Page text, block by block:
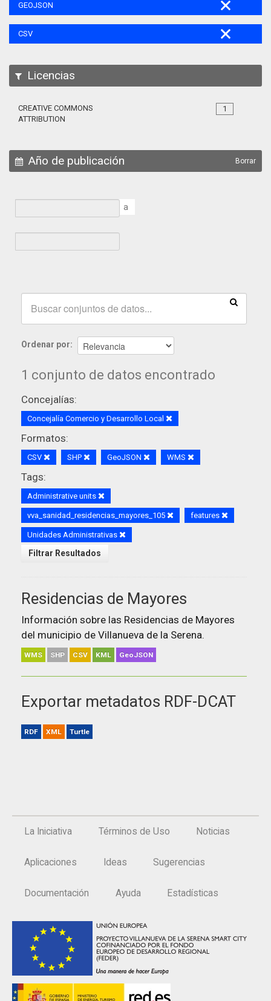
GEOJSON
CSV
Licencias
1
CREATIVE COMMONS
ATTRIBUTION
Año de publicación Borrar
a
Ordenar por
1 conjunto de datos encontrado
Concejalías:
Concejalía Comercio y Desarrollo Local
Formatos:
CSV SHP GeoJSON WMS
Tags:
Administrative units
vva_sanidad_residencias_mayores_105 features
Unidades Administrativas
Filtrar Resultados
Residencias de Mayores
Información sobre las Residencias de Mayores
del municipio de Villanueva de la Serena.
WMS SHP CSV KML GeoJSON
Exportar metadatos RDF-DCAT
RDF XML Turtle
La Iniciativa Términos de Uso Noticias
Aplicaciones Ideas Sugerencias
Documentación Ayuda Estadísticas